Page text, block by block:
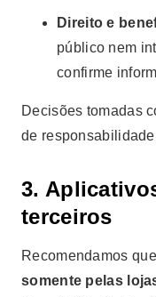
Direito e
público nem
confirme
Decisões tomadas
de
3.
terceiros
Recomendamos
somente pelas